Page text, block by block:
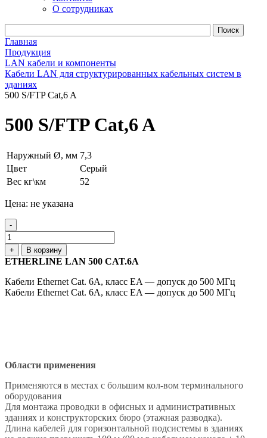
О сотрудниках
Главная
Продукция
LAN кабели и компоненты
Кабели LAN для структурированных кабельных систем в
зданиях
500 S/FTP Cat,6 A
500 S/FTP Cat,6 A
Наружный Ø, мм 7,3
Цвет
Серый
Вес кг\км
52
Цена: не указана
-
+ В корзину
ETHERLINE LAN 500 CAT.6A
Кабели Ethernet Cat. 6A, класс EA — допуск до 500 МГц
Кабели Ethernet Cat. 6A, класс EA — допуск до 500 МГц
Области применения
Применяются в местах с большим кол-вом терминального
оборудования
Для монтажа проводки в офисных и административных
зданиях и конструкторских бюро (этажная разводка).
Длина кабелей для горизонтальной подсистемы в зданиях